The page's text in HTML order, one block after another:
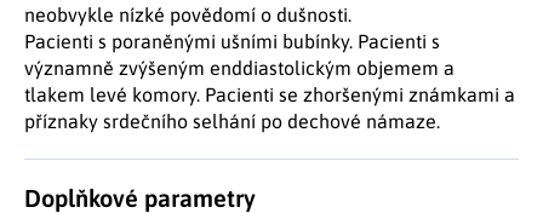
neobvykle nízké povědomí o dušnosti.
Pacienti s poraněnými ušními bubínky. Pacienti s
významně zvýšeným enddiastolickým objemem a
tlakem levé komory. Pacienti se zhoršenými známkami a
příznaky srdečního selhání po dechové námaze.
Doplňkové parametry